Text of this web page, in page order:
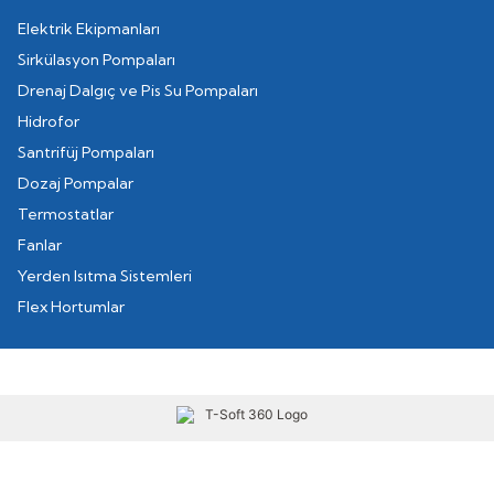
Elektrik Ekipmanları
Sirkülasyon Pompaları
Drenaj Dalgıç ve Pis Su Pompaları
Hidrofor
Santrifüj Pompaları
Dozaj Pompalar
Termostatlar
Fanlar
Yerden Isıtma Sistemleri
Flex Hortumlar